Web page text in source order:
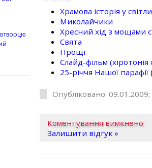
Храмова історія у
Миколайчики
Хресний хід з мощами
Свята
Прощі
Слайд-фільм (хіротонія
25-рiччя Нашої парафiї
Опубліковано:
Коментування вимкнено
Залишити відгук »